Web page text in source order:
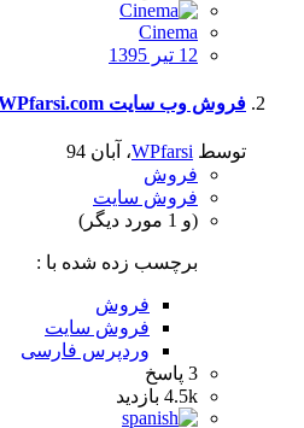
Cinema
12 تیر 1395
فروش وب سایت WPfarsi.com
توسط WPfarsi، آبان 94
فروش
فروش سایت
(و 1 مورد دیگر)
برچسب زده شده با :
فروش
فروش سایت
وردپرس فارسی
3 پاسخ
4.5k بازدید